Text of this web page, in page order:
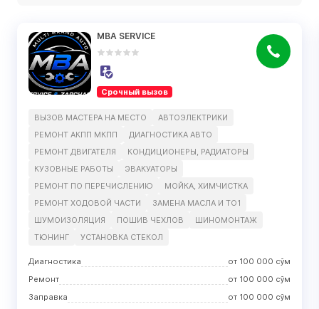
MBA SERVICE
Срочный вызов
ВЫЗОВ МАСТЕРА НА МЕСТО
АВТОЭЛЕКТРИКИ
РЕМОНТ АКПП МКПП
ДИАГНОСТИКА АВТО
РЕМОНТ ДВИГАТЕЛЯ
КОНДИЦИОНЕРЫ, РАДИАТОРЫ
КУЗОВНЫЕ РАБОТЫ
ЭВАКУАТОРЫ
РЕМОНТ ПО ПЕРЕЧИСЛЕНИЮ
МОЙКА, ХИМЧИСТКА
РЕМОНТ ХОДOВОЙ ЧАСТИ
ЗАМЕНА МАСЛА И ТО1
ШУМОИЗОЛЯЦИЯ
ПОШИВ ЧЕХЛОВ
ШИНОМОНТАЖ
ТЮНИНГ
УСТАНОВКА СТЕКОЛ
Диагностика от 100 000 сўм
Ремонт
от 100 000 сўм
Заправка
от 100 000 сўм